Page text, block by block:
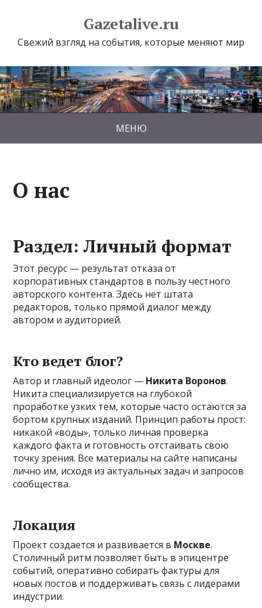
Gazetalive.ru
Свежий взгляд на события, которые меняют мир
МЕНЮ
О нас
Раздел: Личный формат
Этот ресурс — результат отказа от
корпоративных стандартов в пользу честного
авторского контента. Здесь нет штата
редакторов, только прямой диалог между
автором и аудиторией.
Кто ведет блог?
Автор и главный идеолог — Никита Воронов.
Никита специализируется на глубокой
проработке узких тем, которые часто остаются за
бортом крупных изданий. Принцип работы прост:
никакой «воды», только личная проверка
каждого факта и готовность отстаивать свою
точку зрения. Все материалы на сайте написаны
лично им, исходя из актуальных задач и запросов
сообщества.
Локация
Проект создается и развивается в Москве.
Столичный ритм позволяет быть в эпицентре
событий, оперативно собирать фактуры для
новых постов и поддерживать связь с лидерами
индустрии.